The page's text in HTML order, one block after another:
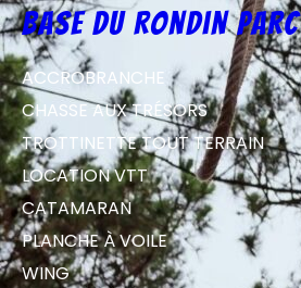
Base du Rondin parc
ACCROBRANCHE
CHASSE AUX TRÉSORS
TROTTINETTE TOUT TERRAIN
LOCATION VTT
CATAMARAN
PLANCHE À VOILE
WING